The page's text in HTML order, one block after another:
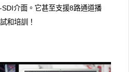
介面。它甚至支援8路通道播
和培訓！